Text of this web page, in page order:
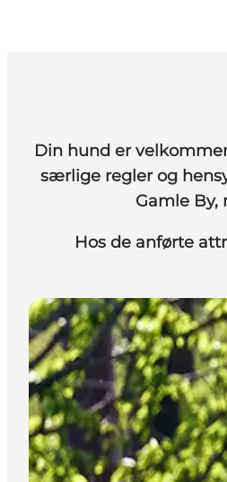
Din hund er
særlige regler og
Gamle By,
Hos de anførte